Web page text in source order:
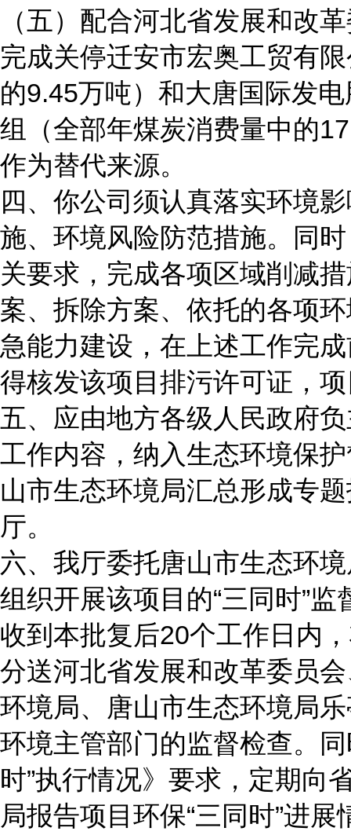
（五）配合河北省发展和改
完成关停迁安市宏奥工贸有
的9.45万吨）和大唐国际发
组（全部年煤炭消费量中的
作为替代来源。
四、你公司须认真落实环境
施、环境风险防范措施。同
关要求，完成各项区域削减
案、拆除方案、依托的各项
急能力建设，在上述工作完
得核发该项目排污许可证，
五、应由地方各级人民政府
工作内容，纳入生态环境保
山市生态环境局汇总形成专
厅。
六、我厅委托唐山市生态环
组织开展该项目的“三同时”
收到本批复后20个工作日内
分送河北省发展和改革委员
环境局、唐山市生态环境局
环境主管部门的监督检查。
时”执行情况》要求，定期向
局报告项目环保“三同时”进